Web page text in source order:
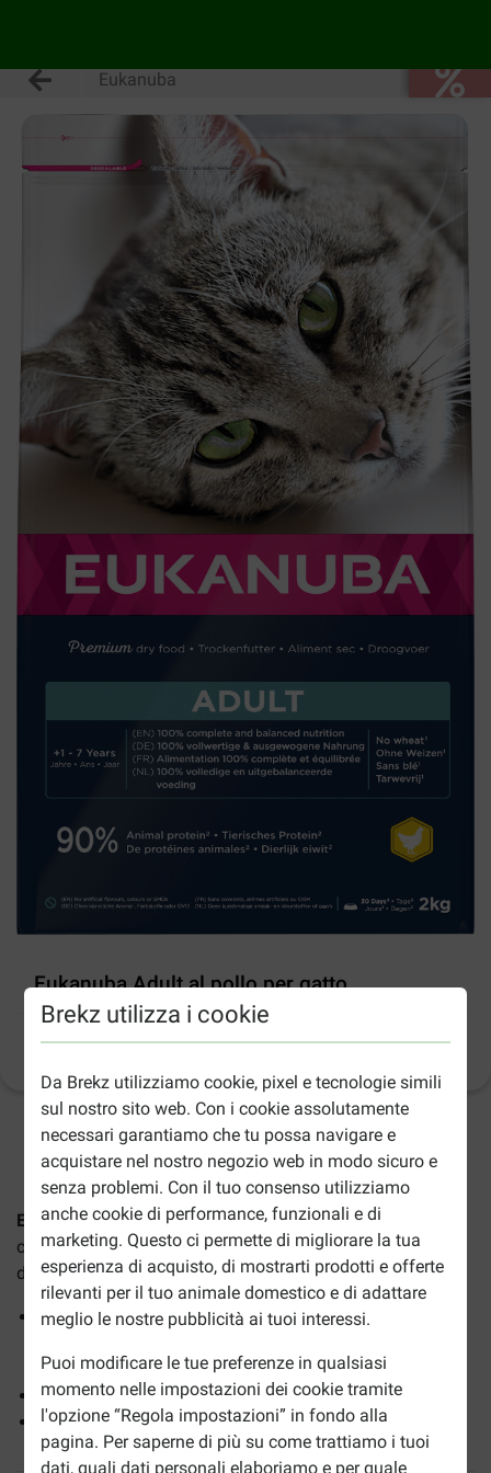
Brekz utilizza i cookie
Da Brekz utilizziamo cookie, pixel e tecnologie simili
sul nostro sito web. Con i cookie assolutamente
necessari garantiamo che tu possa navigare e
acquistare nel nostro negozio web in modo sicuro e
senza problemi. Con il tuo consenso utilizziamo
anche cookie di performance, funzionali e di
marketing. Questo ci permette di migliorare la tua
esperienza di acquisto, di mostrarti prodotti e offerte
rilevanti per il tuo animale domestico e di adattare
meglio le nostre pubblicità ai tuoi interessi.
Puoi modificare le tue preferenze in qualsiasi
momento nelle impostazioni dei cookie tramite
l'opzione “Regola impostazioni” in fondo alla
pagina. Per saperne di più su come trattiamo i tuoi
dati, quali dati personali elaboriamo e per quale
Eukanuba
Eukanuba Adult al pollo per gatto
2-5gg lavorativi stimati per la consegna salvo altre indicazioni
Eukanuba Adult al pollo per gattoè una crocchetta
completa e bilanciata per gatti adulti a partire da un anno
di età. Questo alimento secco garantisce:
Il mantenimento di un equilibrio naturale, che favorisce
quantità di magnesio
Un pelo lucido e una pelle sana
Un buon funzionamento del tratto intestinale